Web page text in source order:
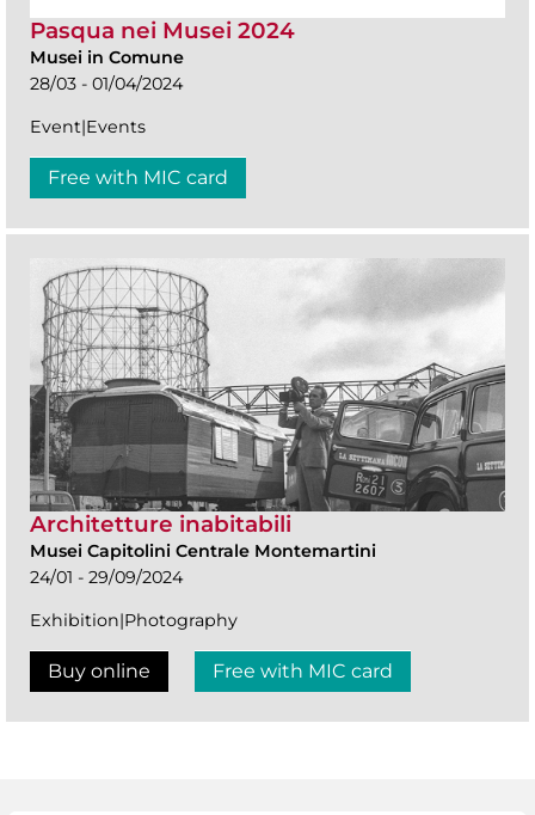
Pasqua nei Musei 2024
Musei in Comune
28/03 - 01/04/2024
Event|Events
Free with MIC card
Architetture inabitabili
Musei Capitolini Centrale Montemartini
24/01 - 29/09/2024
Exhibition|Photography
Buy online Free with MIC card